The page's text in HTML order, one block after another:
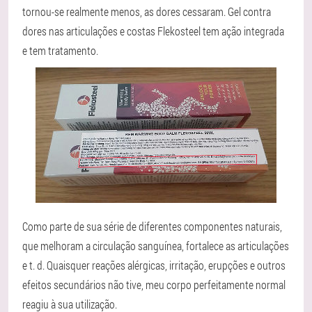
tornou-se realmente menos, as dores cessaram. Gel contra
dores nas articulações e costas Flekosteel tem ação integrada
e tem tratamento.
Como parte de sua série de diferentes componentes naturais,
que melhoram a circulação sanguínea, fortalece as articulações
e t. d. Quaisquer reações alérgicas, irritação, erupções e outros
efeitos secundários não tive, meu corpo perfeitamente normal
reagiu à sua utilização.